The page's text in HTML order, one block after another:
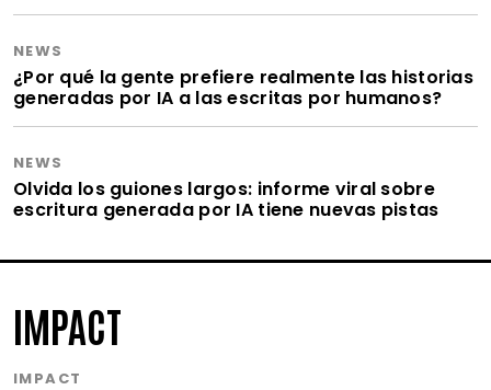
NEWS
¿Por qué la gente prefiere realmente las historias
generadas por IA a las escritas por humanos?
NEWS
Olvida los guiones largos: informe viral sobre
escritura generada por IA tiene nuevas pistas
IMPACT
IMPACT